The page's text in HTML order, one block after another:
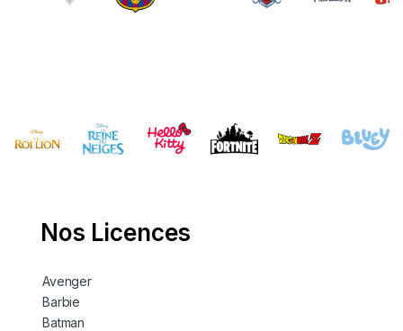
Nos Licences
Avenger
Barbie
Batman